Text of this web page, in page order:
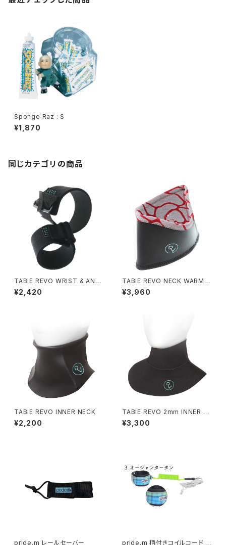
Sponge Raz : S
¥1,870
同じカテゴリの商品
TABIE REVO WRIST & ANKL
E BAND
¥2,420
TABIE REVO NECK WARME
R
¥3,960
TABIE REVO INNER NECK
¥2,200
TABIE REVO 2mm INNER N
ECK
¥3,300
pride.m レールセーバー pride.m 柄付きコイルコード (